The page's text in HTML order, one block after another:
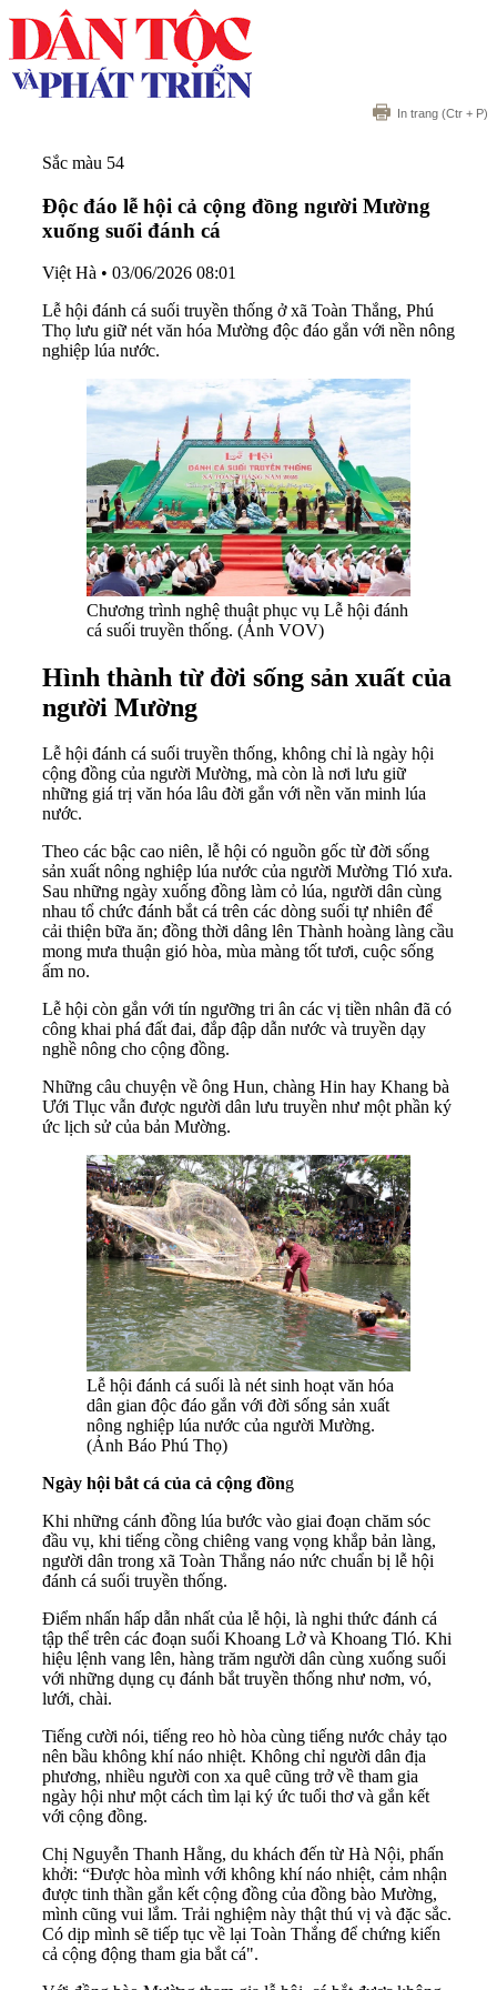
In trang (Ctr + P)
Sắc màu 54
Độc đáo lễ hội cả cộng đồng người Mường
xuống suối đánh cá
Việt Hà • 03/06/2026 08:01
Lễ hội đánh cá suối truyền thống ở xã Toàn Thắng, Phú
Thọ lưu giữ nét văn hóa Mường độc đáo gắn với nền nông
nghiệp lúa nước.
Chương trình nghệ thuật phục vụ Lễ hội đánh
cá suối truyền thống. (Ảnh VOV)
Hình thành từ đời sống sản xuất của
người Mường
Lễ hội đánh cá suối truyền thống, không chỉ là ngày hội
cộng đồng của người Mường, mà còn là nơi lưu giữ
những giá trị văn hóa lâu đời gắn với nền văn minh lúa
nước.
Theo các bậc cao niên, lễ hội có nguồn gốc từ đời sống
sản xuất nông nghiệp lúa nước của người Mường Tló xưa.
Sau những ngày xuống đồng làm cỏ lúa, người dân cùng
nhau tổ chức đánh bắt cá trên các dòng suối tự nhiên để
cải thiện bữa ăn; đồng thời dâng lên Thành hoàng làng cầu
mong mưa thuận gió hòa, mùa màng tốt tươi, cuộc sống
ấm no.
Lễ hội còn gắn với tín ngưỡng tri ân các vị tiền nhân đã có
công khai phá đất đai, đắp đập dẫn nước và truyền dạy
nghề nông cho cộng đồng.
Những câu chuyện về ông Hun, chàng Hin hay Khang bà
Ưới Tlục vẫn được người dân lưu truyền như một phần ký
ức lịch sử của bản Mường.
Lễ hội đánh cá suối là nét sinh hoạt văn hóa
dân gian độc đáo gắn với đời sống sản xuất
nông nghiệp lúa nước của người Mường.
(Ảnh Báo Phú Thọ)
Ngày hội bắt cá của cả cộng đồng
Khi những cánh đồng lúa bước vào giai đoạn chăm sóc
đầu vụ, khi tiếng cồng chiêng vang vọng khắp bản làng,
người dân trong xã Toàn Thắng náo nức chuẩn bị lễ hội
đánh cá suối truyền thống.
Điểm nhấn hấp dẫn nhất của lễ hội, là nghi thức đánh cá
tập thể trên các đoạn suối Khoang Lở và Khoang Tló. Khi
hiệu lệnh vang lên, hàng trăm người dân cùng xuống suối
với những dụng cụ đánh bắt truyền thống như nơm, vó,
lưới, chài.
Tiếng cười nói, tiếng reo hò hòa cùng tiếng nước chảy tạo
nên bầu không khí náo nhiệt. Không chỉ người dân địa
phương, nhiều người con xa quê cũng trở về tham gia
ngày hội như một cách tìm lại ký ức tuổi thơ và gắn kết
với cộng đồng.
Chị Nguyễn Thanh Hằng, du khách đến từ Hà Nội, phấn
khởi: “Được hòa mình với không khí náo nhiệt, cảm nhận
được tinh thần gắn kết cộng đồng của đồng bào Mường,
mình cũng vui lắm. Trải nghiệm này thật thú vị và đặc sắc.
Có dịp mình sẽ tiếp tục về lại Toàn Thắng để chứng kiến
cả cộng động tham gia bắt cá".